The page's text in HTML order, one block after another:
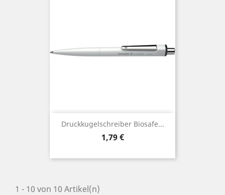
Druckkugelschreiber Biosafe...
Preis
1,79 €
1 - 10 von 10 Artikel(n)